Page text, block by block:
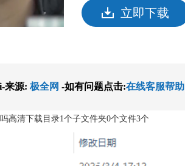
立即下载
来源: 极全网 -如有问题点击:在线客服帮助
高清下载目录1个子文件夹0个文件3个